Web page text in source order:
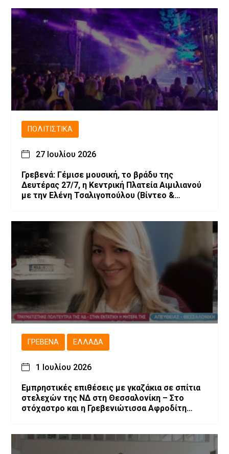
ΠΟΛΙΤΙΣΤΙΚΆ
27 Ιουλίου 2026
Γρεβενά: Γέμισε μουσική, το βράδυ της
Δευτέρας 27/7, η Κεντρική Πλατεία Αιμιλιανού
με την Ελένη Τσαλιγοπούλου (Bίντεο &
ΓΡΕΒΕΝΆ ΕΛΛΆΔΑ
1 Ιουλίου 2026
Εμπρηστικές επιθέσεις με γκαζάκια σε σπίτια
στελεχών της ΝΔ στη Θεσσαλονίκη – Στο
στόχαστρο και η Γρεβενιώτισσα Αφροδίτη